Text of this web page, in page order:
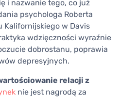
i nazwanie tego, co już
psychologa Roberta
Kalifornijskiego w Davis
wdzięczności wyraźnie
dobrostanu, poprawia
depresyjnych.
relacji z
nie jest nagrodą za